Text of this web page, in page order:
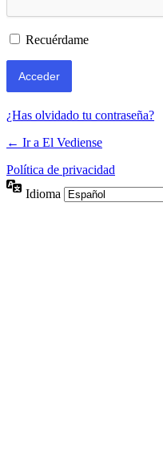
Recuérdame
¿Has olvidado tu contraseña?
← Ir a El Vediense
Política de privacidad
Idioma